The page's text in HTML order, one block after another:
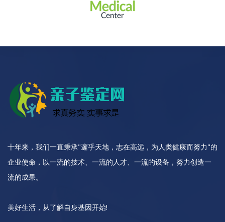
十年来，我们一直秉承"邃乎天地，志在高远，为人类健康而努力"的
企业使命，以一流的技术、一流的人才、一流的设备，努力创造一
流的成果。
美好生活，从了解自身基因开始!